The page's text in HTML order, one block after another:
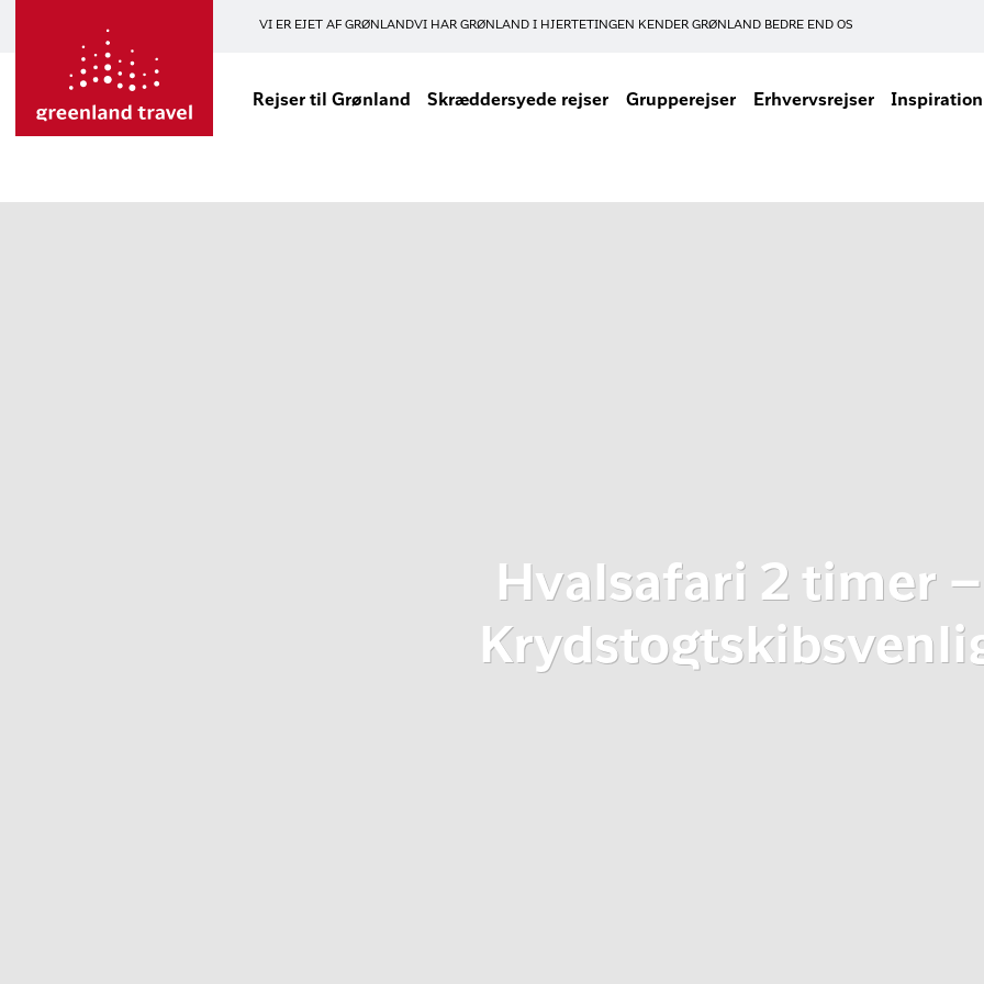
VI ER EJET AF GRØNLANDVI HAR GRØNLAND I HJERTET INGEN KENDER GRØNLAND BEDRE END OS
Rejser til Grønland Skræddersyede rejser Grupperejser Erhvervsrejser Inspiration
Hvalsafari 2 timer –